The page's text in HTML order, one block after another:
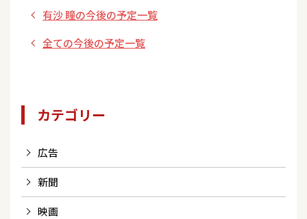
ト＜東京都/町田 鈴
木楽器＞
有沙 瞳の今後の予定一覧
全ての今後の予定一覧
カテゴリー
広告
新聞
映画